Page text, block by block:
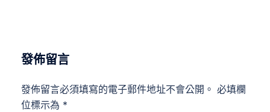
發佈留言
發佈留言必須填寫的電子郵件地址不會公開。 必填欄
位標示為 *